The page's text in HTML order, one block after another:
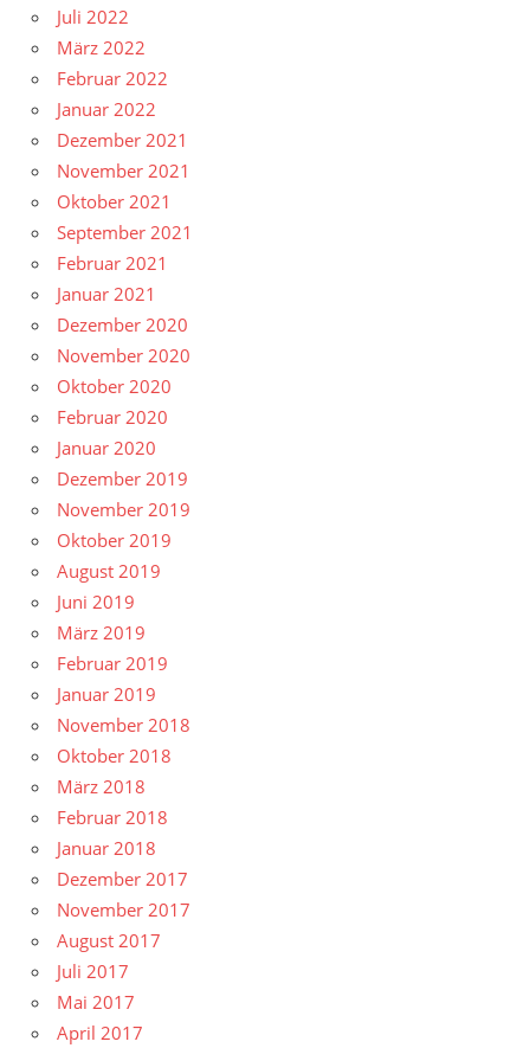
Juli 2022
März 2022
Februar 2022
Januar 2022
Dezember 2021
November 2021
Oktober 2021
September 2021
Februar 2021
Januar 2021
Dezember 2020
November 2020
Oktober 2020
Februar 2020
Januar 2020
Dezember 2019
November 2019
Oktober 2019
August 2019
Juni 2019
März 2019
Februar 2019
Januar 2019
November 2018
Oktober 2018
März 2018
Februar 2018
Januar 2018
Dezember 2017
November 2017
August 2017
Juli 2017
Mai 2017
April 2017